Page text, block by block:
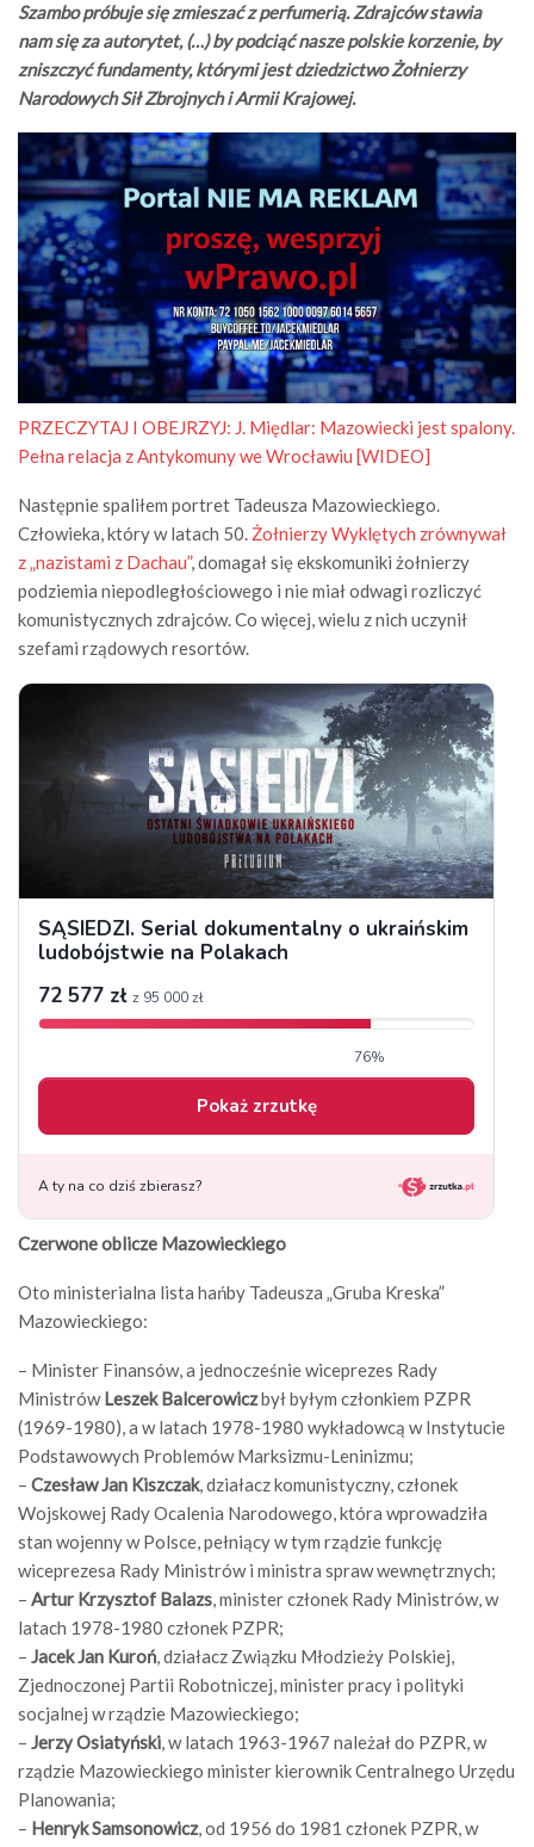
Szambo próbuje się zmieszać z perfumerią. Zdrajców stawia
nam się za autorytet, (…) by podciąć nasze polskie korzenie, by
zniszczyć fundamenty, którymi jest dziedzictwo Żołnierzy
Narodowych Sił Zbrojnych i Armii Krajowej.
PRZECZYTAJ I OBEJRZYJ: J. Międlar: Mazowiecki jest spalony.
Pełna relacja z Antykomuny we Wrocławiu [WIDEO]
Następnie spaliłem portret Tadeusza Mazowieckiego.
Człowieka, który w latach 50. Żołnierzy Wyklętych zrównywał
z „nazistami z Dachau”, domagał się ekskomuniki żołnierzy
podziemia niepodległościowego i nie miał odwagi rozliczyć
komunistycznych zdrajców. Co więcej, wielu z nich uczynił
szefami rządowych resortów.
Czerwone oblicze Mazowieckiego
Oto ministerialna lista hańby Tadeusza „Gruba Kreska”
Mazowieckiego:
– Minister Finansów, a jednocześnie wiceprezes Rady
MinistrówLeszek Balcerowiczbył byłym członkiem PZPR
(1969-1980), a w latach 1978-1980 wykładowcą w Instytucie
Podstawowych Problemów Marksizmu-Leninizmu;
– Czesław Jan Kiszczak, działacz komunistyczny, członek
Wojskowej Rady Ocalenia Narodowego, która wprowadziła
stan wojenny w Polsce, pełniący w tym rządzie funkcję
wiceprezesa Rady Ministrów i ministra spraw wewnętrznych;
– Artur Krzysztof Balazs, minister członek Rady Ministrów, w
latach 1978-1980 członek PZPR;
– Jacek Jan Kuroń, działacz Związku Młodzieży Polskiej,
Zjednoczonej Partii Robotniczej, minister pracy i polityki
socjalnej w rządzie Mazowieckiego;
– Jerzy Osiatyński, w latach 1963-1967 należał do PZPR, w
rządzie Mazowieckiego minister kierownik Centralnego Urzędu
Planowania;
– Henryk Samsonowicz, od 1956 do 1981 członek PZPR, w